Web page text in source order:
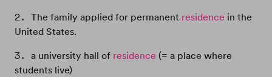
The family applied for permanent residence in the
United States.
a university hall of residence (= a place where
students live)